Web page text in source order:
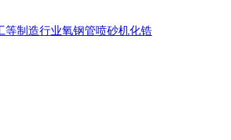
等制造行业氧钢管喷砂机化锆